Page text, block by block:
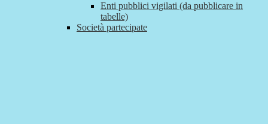
Enti pubblici vigilati (da pubblicare in
tabelle)
Società partecipate